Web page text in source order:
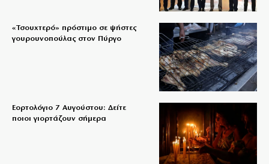
«Τσουχτερό» πρόστιμο σε ψήστες
γουρουνοπούλας στον Πύργο
Εορτολόγιο 7 Αυγούστου: Δείτε
ποιοι γιορτάζουν σήμερα